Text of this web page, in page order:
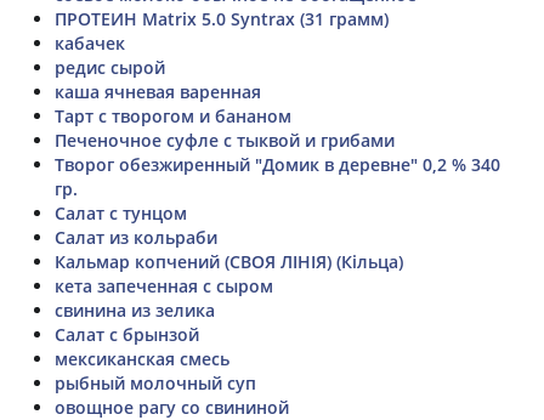
ПРОТЕИН Matrix 5.0 Syntrax (31 грамм)
кабачек
редис сырой
каша ячневая варенная
Тарт с творогом и бананом
Печеночное суфле с тыквой и грибами
Творог обезжиренный "Домик в деревне" 0,2 % 340
гр.
Салат с тунцом
Салат из кольраби
Кальмар копчений (СВОЯ ЛІНІЯ) (Кільца)
кета запеченная с сыром
свинина из зелика
Салат с брынзой
мексиканская смесь
рыбный молочный суп
овощное рагу со свининой